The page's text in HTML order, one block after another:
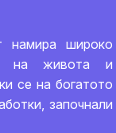
намира широко
на живота и
се на богатото
започнали